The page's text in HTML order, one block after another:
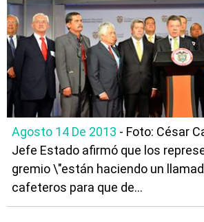
Agosto 14 De 2013 - Foto: César
Jefe Estado afirmó que los
gremio \"están haciendo un
cafeteros para que de...